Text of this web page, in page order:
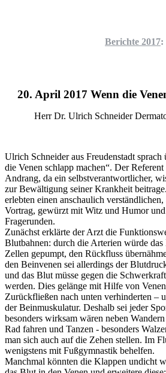
Berichte 2017:
20. April 2017 Wenn die
Herr Dr. Ulrich Schneider
Ulrich Schneider aus Freudenstadt sprach
die Venen schlapp machen“. Der
Andrang, da ein selbstverantwortlicher,
zur Bewältigung seiner Krankheit
erlebten einen anschaulich
Vortrag, gewürzt mit Witz und Humor
Fragerunden.
Zunächst erklärte der Arzt die
Blutbahnen: durch die Arterien würde
Zellen gepumpt, den Rückfluss
den Beinvenen sei allerdings der
und das Blut müsse gegen die
werden. Dies gelänge mit Hilfe von
Zurückfließen nach unten verhinderten –
der Beinmuskulatur. Deshalb sei jeder
besonders wirksam wären neben
Rad fahren und Tanzen - besonders
man sich auch auf die Zehen stellen. Im
wenigstens mit Fußgymnastik behelfen.
Manchmal könnten die Klappen undicht